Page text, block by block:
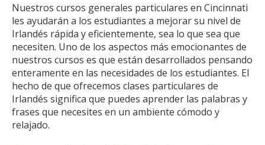
Nuestros cursos generales particulares en Cincinnati
les ayudarán a los estudiantes a mejorar su nivel de
Irlandés rápida y eficientemente, sea lo que sea que
necesiten. Uno de los aspectos más emocionantes de
nuestros cursos es que están desarrollados pensando
enteramente en las necesidades de los estudiantes. El
hecho de que ofrecemos clases particulares de
Irlandés significa que puedes aprender las palabras y
frases que necesites en un ambiente cómodo y
relajado.